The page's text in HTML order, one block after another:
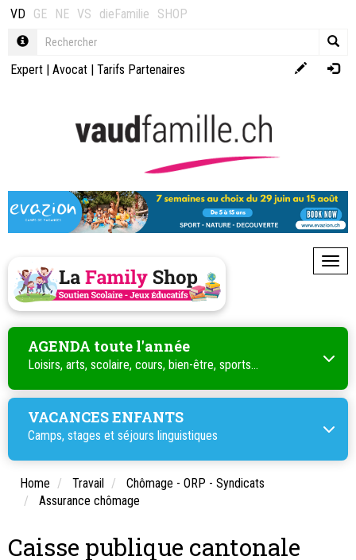
VD GE NE VS dieFamilie SHOP
Expert | Avocat | Tarifs Partenaires
AGENDA toute l'année
Loisirs, arts, scolaire, cours, bien-être, sports...
VACANCES ENFANTS
Camps, stages et séjours linguistiques
Home Travail
Chômage - ORP - Syndicats
Assurance chômage
Caisse publique cantonale